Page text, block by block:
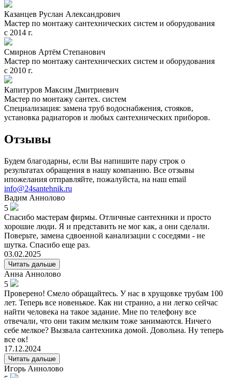
Казанцев Руслан Александрович
Мастер по монтажу сантехнических систем и оборудования
с 2014 г.
Смирнов Артём Степанович
Мастер по монтажу сантехнических систем и оборудования
с 2010 г.
Капитуров Максим Дмитриевич
Мастер по монтажу сантех. систем
Специализация: замена труб водоснабжения, стояков,
установка радиаторов и любых сантехнических приборов.
Отзывы
Будем благодарны, если Вы напишите пару строк о
результатах обращения в нашу компанию. Все отзывы
ипожелания отправляйте, пожалуйста, на наш email
info@24santehnik.ru
Вадим Аннолово
5
Спасибо мастерам фирмы. Отличные сантехники и просто
хорошие люди. Я и представить не мог как, а они сделали.
Поверьте, замена сдвоенной канализации с соседями - не
шутка. Спасибо еще раз.
03.02.2025
Читать дальше
Анна Аннолово
5
Проверено! Смело обращайтесь. У нас в хрущовке трубам 100
лет. Теперь все новенькое. Как ни странно, а ни легко сейчас
найти человека на такое задание. Мне по телефону все
отвечали, что они таким мелким тоже занимаются. Ничего
себе мелкое? Вызвала сантехника домой. Довольна. Ну теперь
все ок!
17.12.2024
Читать дальше
Игорь Аннолово